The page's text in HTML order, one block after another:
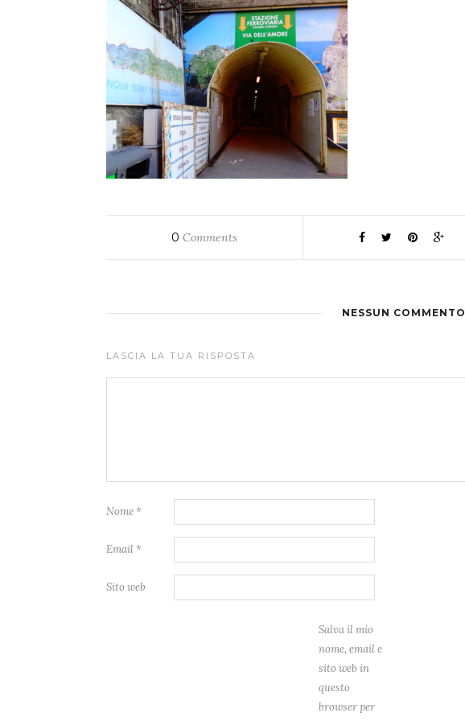
0 Comments
NESSUN COMMENTO
LASCIA LA TUA RISPOSTA
Nome *
Email *
Sito web
Salva il mio
nome, email e
sito web in
questo
browser per